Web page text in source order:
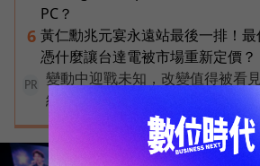
PC？
6 黃仁勳兆元宴永遠站最後一排！最
憑什麼讓台達電被市場重新定價？
PR
變動中迎戰未知，改變值得被看
經理人雙重肯定，展現AI時代關鍵